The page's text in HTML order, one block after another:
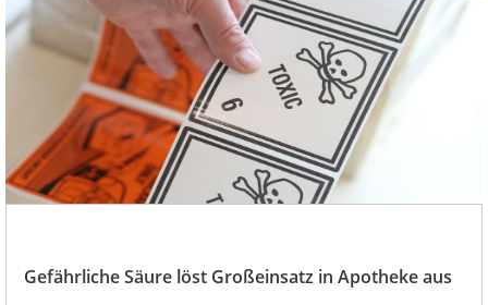
Gefährliche Säure löst Großeinsatz in Apotheke aus